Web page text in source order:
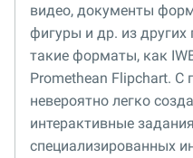
видео, документы
фигуры и др. из
такие форматы, как
Promethean Flipchart.
невероятно легко
интерактивные
специализированных